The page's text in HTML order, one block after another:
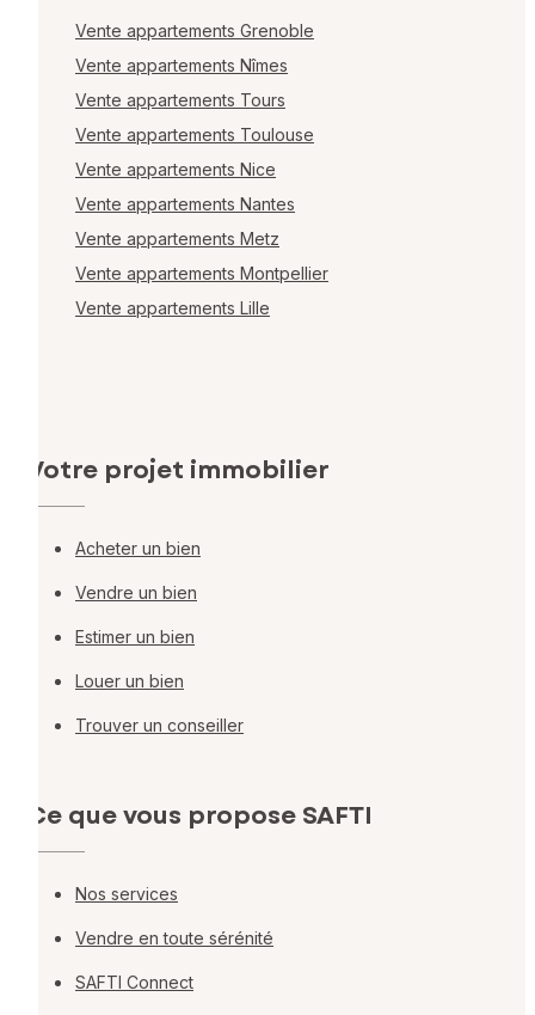
Vente appartements Grenoble
Vente appartements Nîmes
Vente appartements Tours
Vente appartements Toulouse
Vente appartements Nice
Vente appartements Nantes
Vente appartements Metz
Vente appartements Montpellier
Vente appartements Lille
Votre projet immobilier
Acheter un bien
Vendre un bien
Estimer un bien
Louer un bien
Trouver un conseiller
Ce que vous propose SAFTI
Nos services
Vendre en toute sérénité
SAFTI Connect